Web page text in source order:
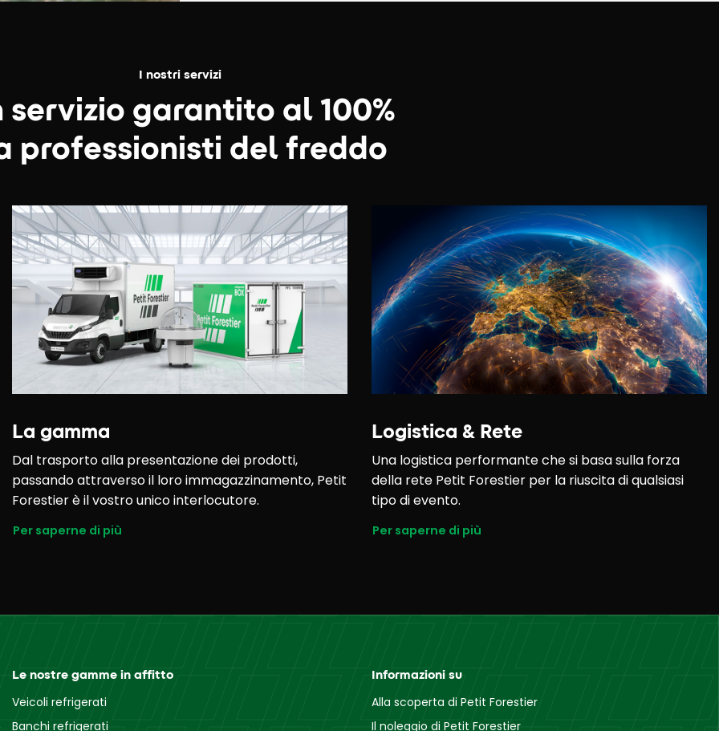
I nostri servizi
servizio garantito al 100%
professionisti del freddo
La gamma
Dal trasporto alla presentazione dei prodotti,
passando attraverso il loro immagazzinamento, Petit
Forestier è il vostro unico interlocutore.
Per saperne di più
Logistica & Rete
Una logistica performante che si basa sulla forza
della rete Petit Forestier per la riuscita di qualsiasi
tipo di evento.
Per saperne di più
Le nostre gamme in affitto
Veicoli refrigerati
Banchi refrigerati
Informazioni su
Alla scoperta di Petit Forestier
Il noleggio di Petit Forestier